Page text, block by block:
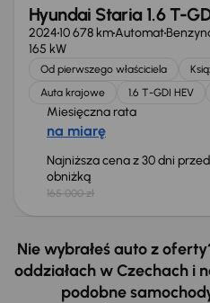
Hyundai Staria 1.6 T-
202410 678 kmAutomat
165 kW
Od pierwszego właściciela
Auta krajowe
1.6 T-GDI HEV
Miesięczna rata
na miarę
Najniższa cena z 30 dni przed
obniżką
165 000 zł
Nie wybrałeś auto z
oddziałach w Czechach i
podobne